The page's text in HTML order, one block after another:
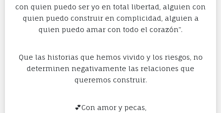
con quien puedo ser yo en total libertad, alguien con
quien puedo construir en complicidad, alguien a
quien puedo amar con todo el corazón”.
Que las historias que hemos vivido y los riesgos, no
determinen negativamente las relaciones que
queremos construir.
💕Con amor y pecas,